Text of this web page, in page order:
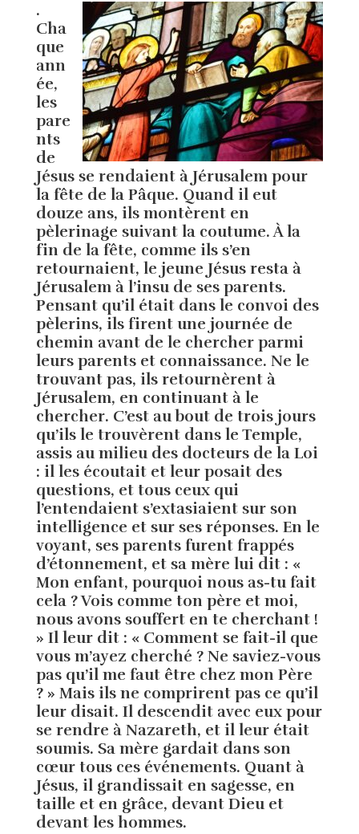
.
Cha
que
ann
ée,
les
pare
nts
de
Jésus se rendaient à Jérusalem pour
la fête de la Pâque. Quand il eut
douze ans, ils montèrent en
pèlerinage suivant la coutume. À la
fin de la fête, comme ils s’en
retournaient, le jeune Jésus resta à
Jérusalem à l’insu de ses parents.
Pensant qu’il était dans le convoi des
pèlerins, ils firent une journée de
chemin avant de le chercher parmi
leurs parents et connaissance. Ne le
trouvant pas, ils retournèrent à
Jérusalem, en continuant à le
chercher. C’est au bout de trois jours
qu’ils le trouvèrent dans le Temple,
assis au milieu des docteurs de la Loi
: il les écoutait et leur posait des
questions, et tous ceux qui
l’entendaient s’extasiaient sur son
intelligence et sur ses réponses. En le
voyant, ses parents furent frappés
d’étonnement, et sa mère lui dit : «
Mon enfant, pourquoi nous as-tu fait
cela ? Vois comme ton père et moi,
nous avons souffert en te cherchant !
» Il leur dit : « Comment se fait-il que
vous m’ayez cherché ? Ne saviez-vous
pas qu’il me faut être chez mon Père
? » Mais ils ne comprirent pas ce qu’il
leur disait. Il descendit avec eux pour
se rendre à Nazareth, et il leur était
soumis. Sa mère gardait dans son
cœur tous ces événements. Quant à
Jésus, il grandissait en sagesse, en
taille et en grâce, devant Dieu et
devant les hommes.